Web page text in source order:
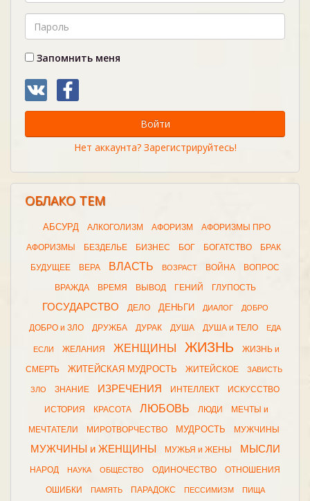
Запомнить меня
Войти
Нет аккаунта? Зарегистрируйтесь!
ОБЛАКО ТЕМ
АБСУРД АЛКОГОЛИЗМ АФОРИЗМ АФОРИЗМЫ ПРО
АФОРИЗМЫ БЕЗДЕЛЬЕ БИЗНЕС БОГ БОГАТСТВО БРАК
БУДУЩЕЕ ВЕРА ВЛАСТЬ ВОЗРАСТ ВОЙНА ВОПРОС
ВРАЖДА ВРЕМЯ ВЫВОД ГЕНИЙ ГЛУПОСТЬ
ГОСУДАРСТВО ДЕЛО ДЕНЬГИ ДИАЛОГ ДОБРО
ДОБРО и ЗЛО ДРУЖБА ДУРАК ДУША ДУША и ТЕЛО ЕДА
ЕСЛИ ЖЕЛАНИЯ ЖЕНЩИНЫ ЖИЗНЬ ЖИЗНЬ и
СМЕРТЬ ЖИТЕЙСКАЯ МУДРОСТЬ ЖИТЕЙСКОЕ ЗАВИСТЬ
ЗЛО ЗНАНИЕ ИЗРЕЧЕНИЯ ИНТЕЛЛЕКТ ИСКУССТВО
ИСТОРИЯ КРАСОТА ЛЮБОВЬ ЛЮДИ МЕЧТЫ и
МЕЧТАТЕЛИ МИРОТВОРЧЕСТВО МУДРОСТЬ МУЖЧИНЫ
МУЖЧИНЫ и ЖЕНЩИНЫ МУЖЬЯ и ЖЕНЫ МЫСЛИ
НАРОД НАУКА ОБЩЕСТВО ОДИНОЧЕСТВО ОТНОШЕНИЯ
ОШИБКИ ПАМЯТЬ ПАРАДОКС ПЕССИМИЗМ ПИЩА